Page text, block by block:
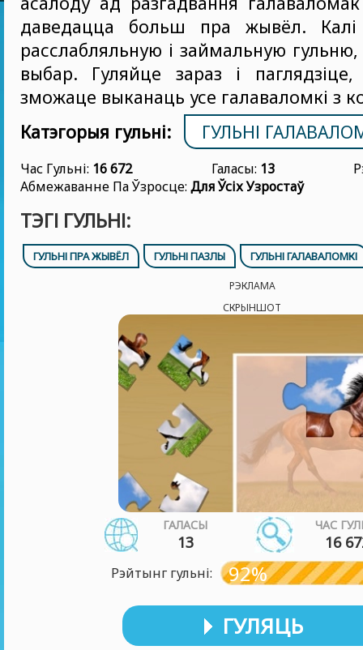
даведацца больш пра жывёл.
расслабляльную і займальную гульню,
выбар. Гуляйце зараз і
зможаце выканаць усе галаваломкі з
Катэгорыя гульні:
ГУЛЬНІ
Час Гульні: 16 672 Галасы: 13
Абмежаванне Па Ўзросце: Для Ўсіх Узростаў
ТЭГІ ГУЛЬНІ:
ГУЛЬНІ ПРА ЖЫВЁЛ ГУЛЬНІ ПАЗЛЫ ГУЛЬНІ ГАЛАВАЛОМКІ
РЭКЛАМА
СКРЫНШОТ
ГАЛАСЫ
13
ЧАС
16
Рэйтынг гульні: 92%
ГУЛЯЦЬ